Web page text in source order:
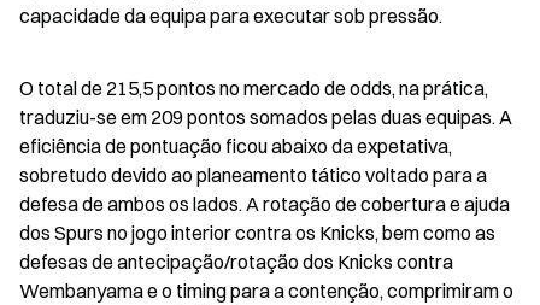
capacidade da equipa para executar sob pressão.
O total de 215,5 pontos no mercado de odds, na prática,
traduziu-se em 209 pontos somados pelas duas equipas. A
eficiência de pontuação ficou abaixo da expetativa,
sobretudo devido ao planeamento tático voltado para a
defesa de ambos os lados. A rotação de cobertura e ajuda
dos Spurs no jogo interior contra os Knicks, bem como as
defesas de antecipação/rotação dos Knicks contra
Wembanyama e o timing para a contenção, comprimiram o